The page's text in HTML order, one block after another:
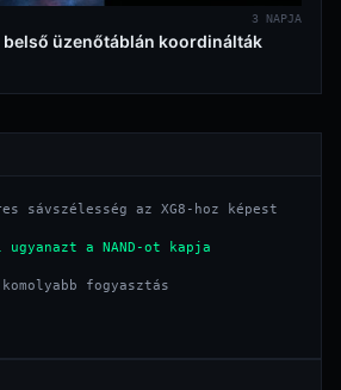
3 NAPJA
belső üzenőtáblán koordinálták
sávszélesség az XG8-hoz képest
ugyanazt a NAND-ot kapja
fogyasztás